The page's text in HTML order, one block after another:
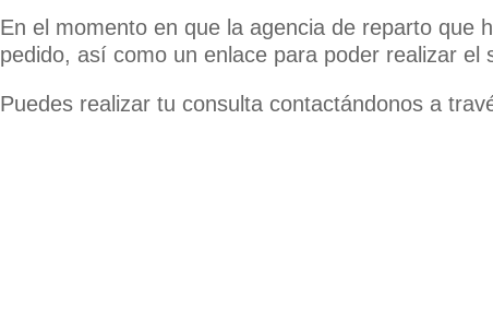
En el momento en que la agencia de reparto que
pedido, así como un enlace para poder realizar el
Puedes realizar tu consulta contactándonos a